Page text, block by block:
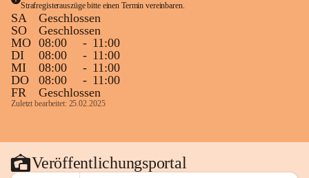
Strafregisterauszüge bitte einen Termin vereinbaren.
SA
Geschlossen
SO
Geschlossen
MO 08:00 - 11:00
DI
08:00 - 11:00
MI
08:00 - 11:00
DO
08:00 - 11:00
FR
Geschlossen
Zuletzt bearbeitet: 25.02.2025
Veröffentlichungsportal